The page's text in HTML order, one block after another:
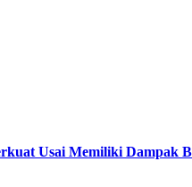
Usai Memiliki Dampak